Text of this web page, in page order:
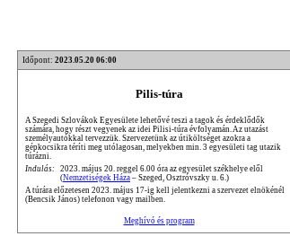
Időpont: 2023.05.20 06:00
Pilis-túra
A Szegedi Szlovákok Egyesülete lehetővé teszi a tagok és érdeklődők
számára, hogy részt vegyenek az idei Pilisi-túra évfolyamán. Az utazást
személyautókkal tervezzük. Szervezetünk az útiköltséget azokra a
gépkocsikra téríti meg utólagosan, melyekben min. 3 egyesületi tag utazik
túrázni.
Indulás: 2023. május 20. reggel 6.00 óra az egyesület székhelye elől
(Nemzetiségek Háza – Szeged, Osztróvszky u. 6.)
A túrára előzetesen 2023. május 17-ig kell jelentkezni a szervezet elnökénél
(Bencsik János) telefonon vagy mailben.
Meghívó és program